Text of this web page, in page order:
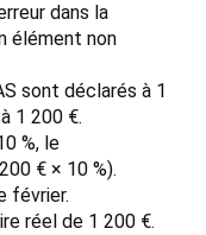
dans la
élément non
sont déclarés à 1
1 200 €.
%, le
€ × 10 %).
février.
réel de 1 200 €.